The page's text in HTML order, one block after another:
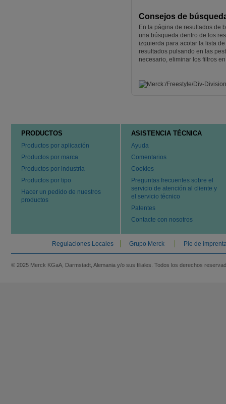
Consejos de
En la página de resultados de
una búsqueda dentro de los
izquierda para acotar la lista
resultados pulsando en las
necesario, eliminar los filtros
PRODUCTOS
Productos por aplicación
Productos por marca
Productos por industria
Productos por tipo
Hacer un pedido de nuestros
productos
ASISTENCIA TÉCNICA
Ayuda
Comentarios
Cookies
Preguntas frecuentes sobre el
servicio de atención al cliente y
el servicio técnico
Patentes
Contacte con nosotros
Regulaciones Locales Grupo Merck Pie de
© 2025 Merck KGaA, Darmstadt, Alemania y/o sus filiales. Todos los derechos